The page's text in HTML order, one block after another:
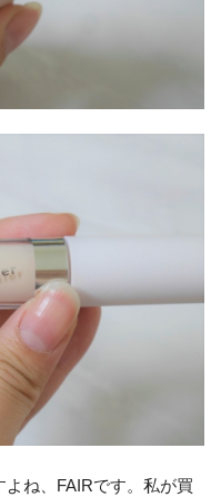
ね、FAIRです。私が買